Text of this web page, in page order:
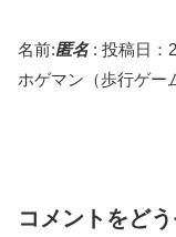
名前:匿名: 投稿日：
ホゲマン（歩行ゲー
コメントをど